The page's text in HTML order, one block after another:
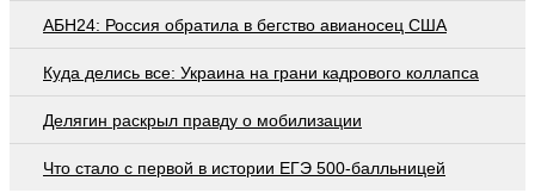
АБН24: Россия обратила в бегство авианосец США
Куда делись все: Украина на грани кадрового коллапса
Делягин раскрыл правду о мобилизации
Что стало с первой в истории ЕГЭ 500-балльницей